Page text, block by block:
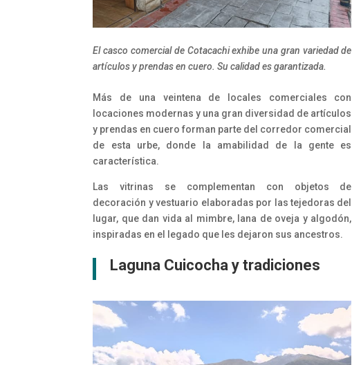
El casco comercial de Cotacachi exhibe una gran variedad de
artículos y prendas en cuero. Su calidad es garantizada.
Más de una veintena de locales comerciales con
locaciones modernas y una gran diversidad de artículos
y prendas en cuero forman parte del corredor comercial
de esta urbe, donde la amabilidad de la gente es
característica.
Las vitrinas se complementan con objetos de
decoración y vestuario elaboradas por las tejedoras del
lugar, que dan vida al mimbre, lana de oveja y algodón,
inspiradas en el legado que les dejaron sus ancestros.
Laguna Cuicocha y tradiciones